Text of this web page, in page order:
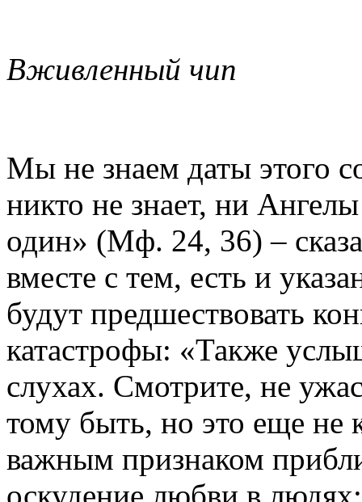
Вживленный чип
Мы не знаем даты этого
никто не знает, ни
один» (Мф. 24, 36) –
вместе с тем, есть и
будут предшествовать
катастрофы: «Также
слухах. Смотрите, не
тому быть, но это еще
важным признаком
оскудение любви в